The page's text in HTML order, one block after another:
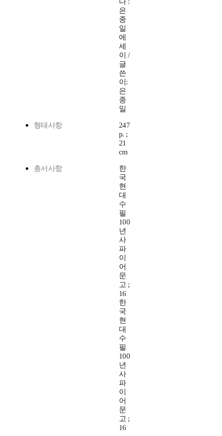
다 :
은
종
일
에
세
이 /
글
쓴
이:
은
종
일
형태사항
247
p. ;
21
cm
총서사항
한
국
현
대
수
필
100
년
사
파
이
어
문
고 ;
16
한
국
현
대
수
필
100
년
사
파
이
어
문
고 ;
16